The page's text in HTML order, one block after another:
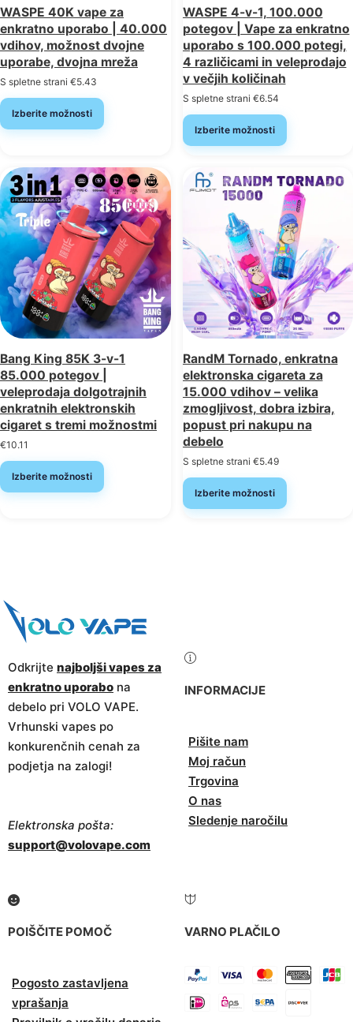
WASPE 40K vape za
enkratno uporabo | 40.000
vdihov, možnost dvojne
uporabe, dvojna mreža
S spletne strani €5.43
Izberite možnosti
WASPE 4-v-1, 100.000
potegov | Vape za enkratno
uporabo s 100.000 potegi,
4 različicami in veleprodajo
v večjih količinah
S spletne strani €6.54
Izberite možnosti
Bang King 85K 3-v-1
85.000 potegov |
veleprodaja dolgotrajnih
enkratnih elektronskih
cigaret s tremi možnostmi
€10.11
Izberite možnosti
RandM Tornado, enkratna
elektronska cigareta za
15.000 vdihov – velika
zmogljivost, dobra izbira,
popust pri nakupu na
debelo
S spletne strani €5.49
Izberite možnosti
Odkrijte najboljši vapes za
enkratno uporabo na
debelo pri VOLO VAPE.
Vrhunski vapes po
konkurenčnih cenah za
podjetja na zalogi!
Elektronska pošta:
support@volovape.com
INFORMACIJE
Pišite nam
Moj račun
Trgovina
O nas
Sledenje naročilu
POIŠČITE POMOČ
Pogosto zastavljena
vprašanja
VARNO PLAČILO